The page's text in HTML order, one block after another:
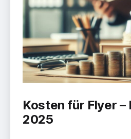
Kosten für Flyer –
2025